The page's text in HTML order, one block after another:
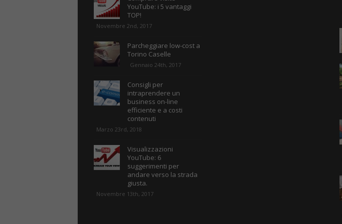
YouTube: i 5 vantaggi
TOP!
Novembre 2nd, 2017
Parcheggiare low-cost a
Torino Caselle
Gennaio 24th, 2017
Consigli per
intraprendere un
business on-line
efficiente e a costi
contenuti
Marzo 23rd, 2018
Visualizzazioni
YouTube: 6
suggerimenti per
andare verso la strada
giusta.
Novembre 13th, 2017